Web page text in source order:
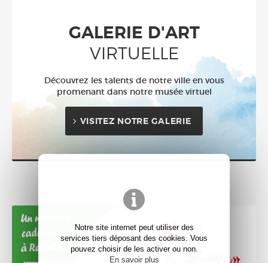
Notre site internet peut utiliser des
services tiers déposant des cookies. Vous
pouvez choisir de les activer ou non.
En savoir plus
GALERIE D'ART
VIRTUELLE
Découvrez les talents de notre ville en vous
promenant dans notre musée virtuel
VISITEZ NOTRE GALERIE